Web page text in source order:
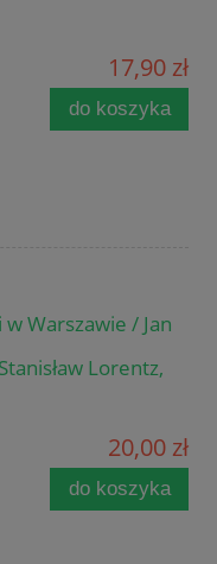
17,90 zł
do koszyka
Warszawie / Jan
Lorentz,
20,00 zł
do koszyka